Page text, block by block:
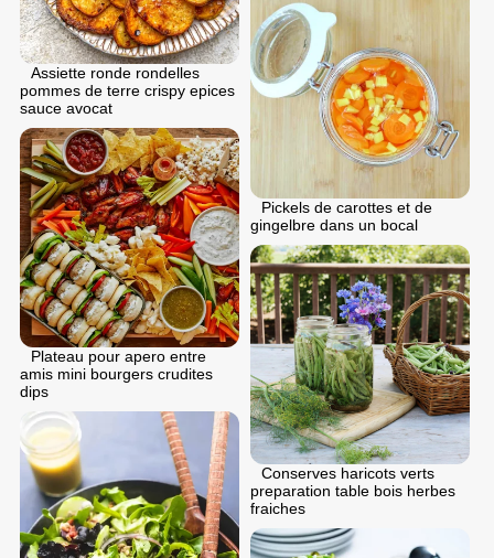
Assiette ronde rondelles
pommes de terre crispy epices
sauce avocat
Pickels de carottes et de
gingelbre dans un bocal
Plateau pour apero entre
amis mini bourgers crudites
dips
Conserves haricots verts
preparation table bois herbes
fraiches